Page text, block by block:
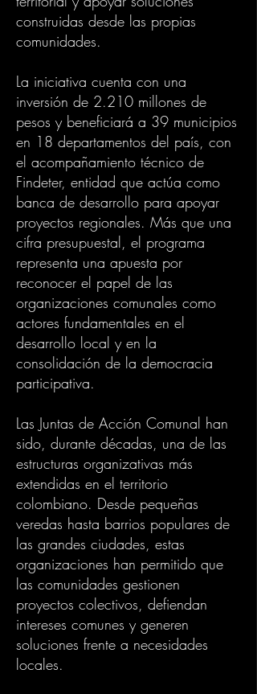
construidas desde las propias
comunidades.
La iniciativa cuenta con una
inversión de 2.210 millones de
pesos y beneficiará a 39 municipios
en 18 departamentos del país, con
el acompañamiento técnico de
Findeter, entidad que actúa como
banca de desarrollo para apoyar
proyectos regionales. Más que una
cifra presupuestal, el programa
representa una apuesta por
reconocer el papel de las
organizaciones comunales como
actores fundamentales en el
desarrollo local y en la
consolidación de la democracia
participativa.
Las Juntas de Acción Comunal han
sido, durante décadas, una de las
estructuras organizativas más
extendidas en el territorio
colombiano. Desde pequeñas
veredas hasta barrios populares de
las grandes ciudades, estas
organizaciones han permitido que
las comunidades gestionen
proyectos colectivos, defiendan
intereses comunes y generen
soluciones frente a necesidades
locales.